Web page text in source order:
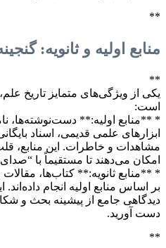
**
منابع اولیه و ثانویه:
**
یکی از ویژگی‌های متمایز تاریخ
است:
* **منابع اولیه:** دست‌نوشته‌ها،
ابزارهای علمی قدیمی، اسناد
مشاهدات و خاطرات. این منابع،
امکان می‌دهند تا مستقیماً با
* **منابع ثانویه:** کتاب‌ها،
بر اساس منابع اولیه انجام
دیدگاهی جامع از پیشینه بحث و
دست آورید.
**